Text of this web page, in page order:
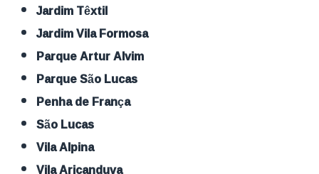
Jardim Têxtil
Jardim Vila Formosa
Parque Artur Alvim
Parque São Lucas
Penha de França
São Lucas
Vila Alpina
Vila Aricanduva